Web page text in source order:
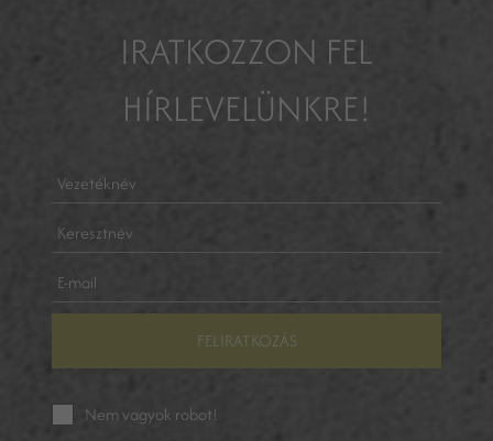
IRATKOZZON FEL
HÍRLEVELÜNKRE!
FELIRATKOZÁS
Nem vagyok robot!